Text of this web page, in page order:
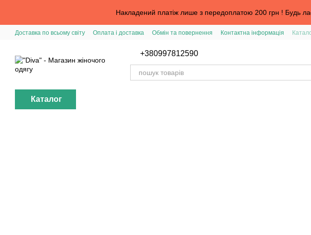
Накладений платіж лише з передоплатою 200 грн ! Будь
Доставка по всьому світу Оплата і доставка Обмін та повернення Контактна інформація
+380997812590
Каталог